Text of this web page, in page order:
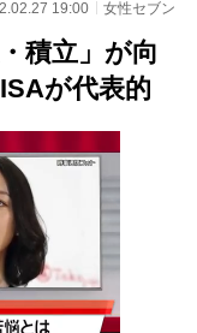
19:00 女性セブン
積立」が向
が代表的